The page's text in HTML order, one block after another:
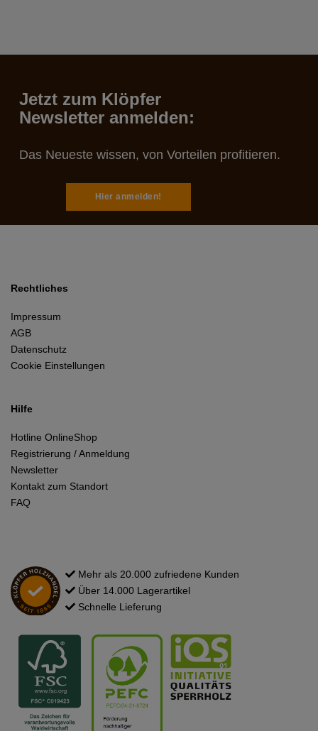
Jetzt zum Klöpfer
Newsletter anmelden:
Das Neueste wissen, von Vorteilen profitieren.
Hier anmelden!
Rechtliches
Impressum
AGB
Datenschutz
Cookie Einstellungen
Hilfe
Hotline OnlineShop
Registrierung / Anmeldung
Newsletter
Kontakt zum Standort
FAQ
Mehr als 20.000 zufriedene Kunden
Über 14.000 Lagerartikel
Schnelle Lieferung